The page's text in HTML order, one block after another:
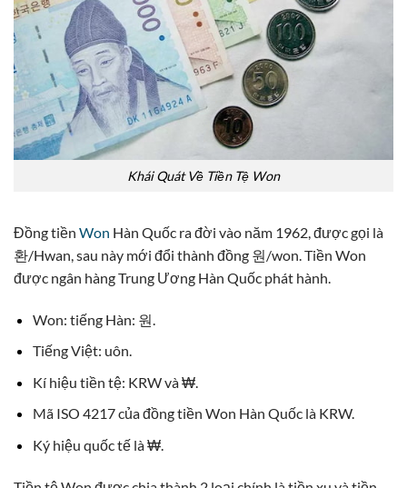
Khái Quát Về Tiền Tệ Won
Đồng tiền Won Hàn Quốc ra đời vào năm 1962, được gọi là
환/Hwan, sau này mới đổi thành đồng 원/won. Tiền Won
được ngân hàng Trung Ương Hàn Quốc phát hành.
Won: tiếng Hàn: 원.
Tiếng Việt: uôn.
Kí hiệu tiền tệ: KRW và ₩.
Mã ISO 4217 của đồng tiền Won Hàn Quốc là KRW.
Ký hiệu quốc tế là ₩.